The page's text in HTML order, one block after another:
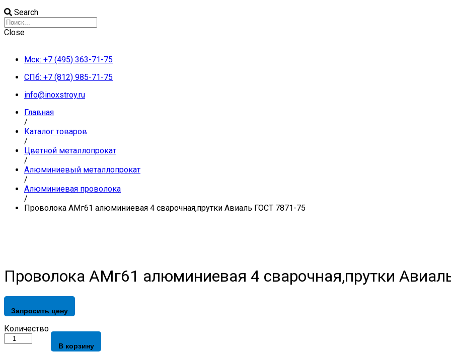
Search
Close
Мск: +7 (495) 363-71-75
СПб: +7 (812) 985-71-75
info@inoxstroy.ru
Главная
/
Каталог товаров
/
Цветной металлопрокат
/
Алюминиевый металлопрокат
/
Алюминиевая проволока
/
Проволока АМг61 алюминиевая 4 сварочная,прутки Авиаль ГОСТ 7871-75
Проволока АМг61 алюминиевая 4 сварочная,прутки
Запросить цену
Проволока
АМг61
алюминиевая
Количество
В корзину